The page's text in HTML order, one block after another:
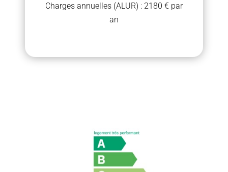
Charges annuelles (ALUR) : 2180 € par
an